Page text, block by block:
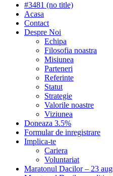
#3481 (no title)
Acasa
Contact
Despre Noi
Echipa
Filosofia noastra
Misiunea
Parteneri
Referinte
Statut
Strategie
Valorile noastre
Viziunea
Doneaza 3.5%
Formular de inregistrare
Implica-te
Cariera
Voluntariat
Maratonul Dacilor – 23